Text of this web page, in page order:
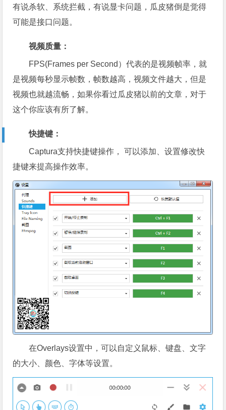
有说杀软、系统拦截，有说显卡问题，瓜皮猪倒是觉得
可能是接口问题。
视频质量：
FPS(Frames per Second）代表的是视频帧率，就
是视频每秒显示帧数，帧数越高，视频文件越大，但是
视频也就越流畅，如果你看过瓜皮猪以前的文章，对于
这个你应该有所了解。
快捷键：
Captura支持快捷键操作， 可以添加、设置修改快
捷键来提高操作效率。
在Overlays设置中，可以自定义鼠标、键盘、文字
的大小、颜色、字体等设置。